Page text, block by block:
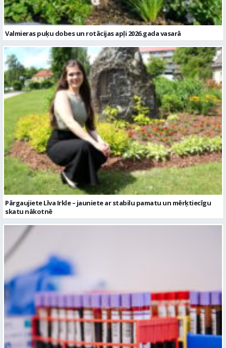
Valmieras puķu dobes un rotācijas apļi 2026.gada vasarā
Pārgaujiete Līva Irkle – jauniete ar stabilu pamatu un mērķtiecīgu
skatu nākotnē